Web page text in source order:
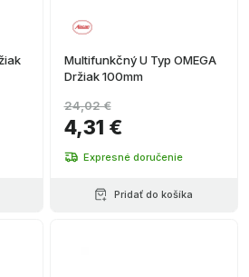
Multifunkčný U Typ OMEGA
Držiak 100mm
4,31 €
24,02 €
Expresné doručenie
Pridať do košíka